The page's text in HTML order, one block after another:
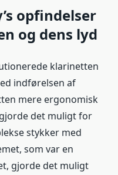
opfindelser
og dens lyd
klarinetten
indførelsen af
mere ergonomisk
det muligt for
stykker med
som var en
gjorde det muligt